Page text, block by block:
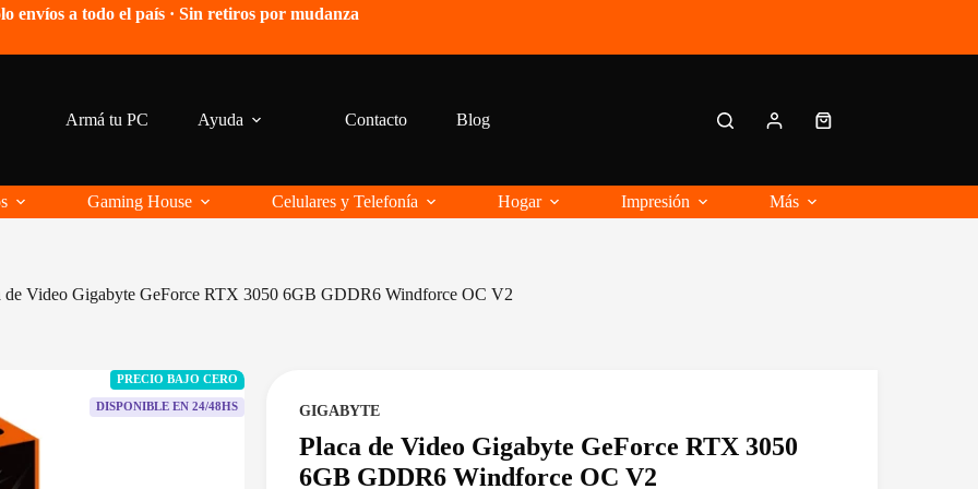
envíos a todo el país · Sin retiros por mudanza
Armá tu PC Ayuda Contacto Blog
Carro
Gaming House Celulares y Telefonía Hogar Impresión Más
de Video Gigabyte GeForce RTX 3050 6GB GDDR6 Windforce OC V2
PRECIO BAJO CERO
DISPONIBLE EN 24/48HS GIGABYTE
Placa de Video Gigabyte GeForce RTX 3050
6GB GDDR6 Windforce OC V2